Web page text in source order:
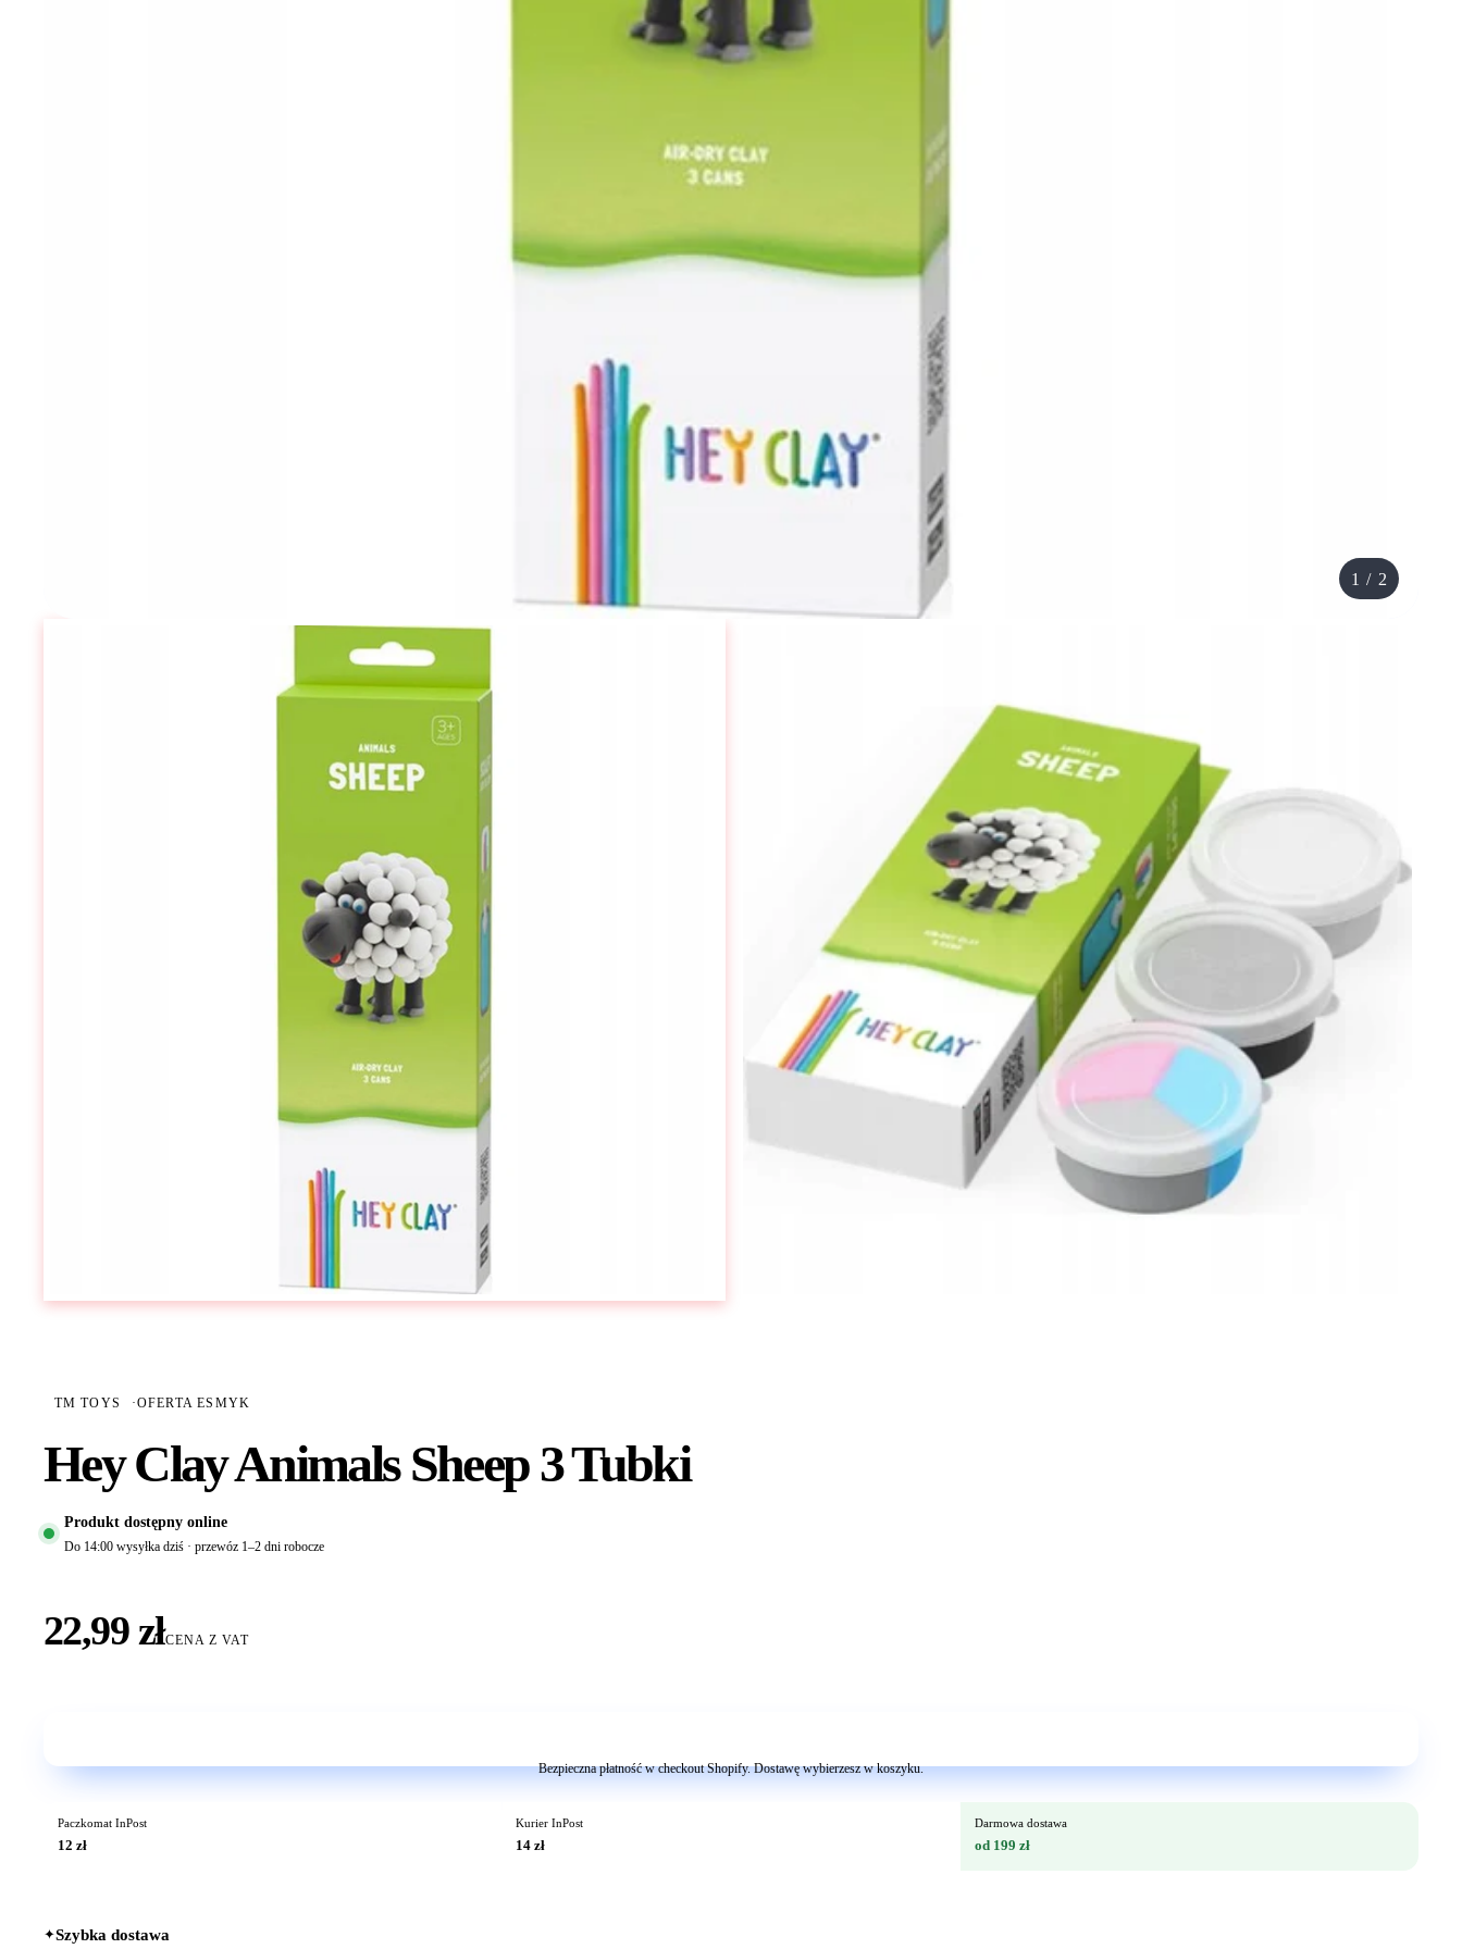
1 / 2
TM TOYS ·OFERTA ESMYK
Hey Clay Animals Sheep 3 Tubki
Produkt dostępny online
Do 14:00 wysyłka dziś · przewóz 1–2 dni robocze
22,99 złCENA Z VAT
Bezpieczna płatność w checkout Shopify. Dostawę wybierzesz w koszyku.
Paczkomat InPost
12 zł
Kurier InPost
14 zł
Darmowa dostawa
od 199 zł
✦Szybka dostawa